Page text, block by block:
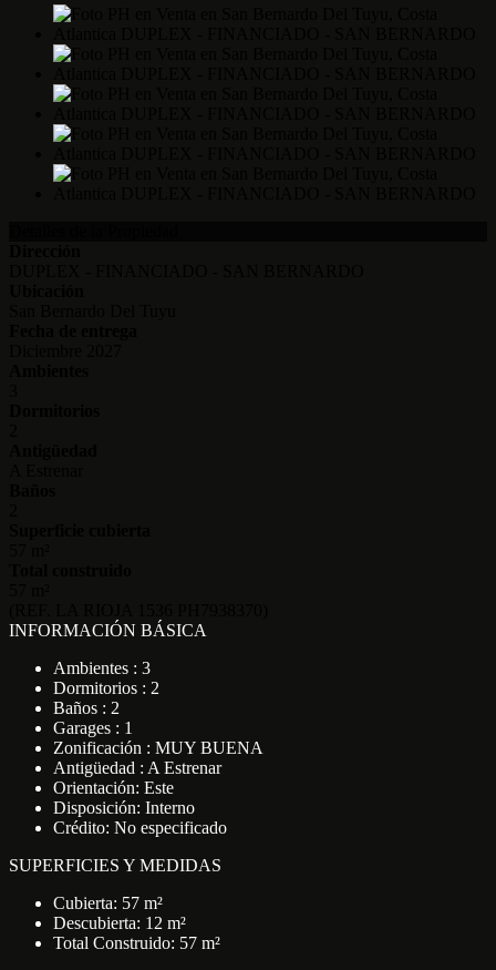
INFORMACIÓN BÁSICA
Ambientes : 3
Dormitorios : 2
Baños : 2
Garages : 1
Zonificación : MUY BUENA
Antigüedad : A Estrenar
Orientación: Este
Disposición: Interno
Crédito: No especificado
SUPERFICIES Y MEDIDAS
Cubierta: 57 m²
Descubierta: 12 m²
Total Construido: 57 m²